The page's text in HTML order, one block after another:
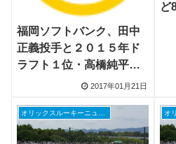
福岡ソフトバンク、田中
正義投手と２０１５年ド
ラフト１位・高橋純平投
手が１軍キャンプ入り
2017年01月21日
ど
オリックスルーキーニュース